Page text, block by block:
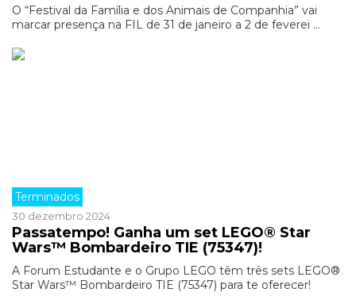
O “Festival da Família e dos Animais de Companhia” vai
marcar presença na FIL de 31 de janeiro a 2 de feverei ...
Terminados
30 dezembro 2024
Passatempo! Ganha um set LEGO® Star
Wars™ Bombardeiro TIE (75347)!
A Forum Estudante e o Grupo LEGO têm três sets LEGO®
Star Wars™ Bombardeiro TIE (75347) para te oferecer!